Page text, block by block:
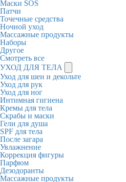
Маски SOS
Патчи
Точечные средства
Ночной уход
Массажные продукты
Наборы
Другое
Смотреть все
УХОД ДЛЯ ТЕЛА
Уход для шеи и декольте
Уход для рук
Уход для ног
Интимная гигиена
Кремы для тела
Скрабы и маски
Гели для душа
SPF для тела
После загара
Увлажнение
Коррекция фигуры
Парфюм
Дезодоранты
Массажные продукты